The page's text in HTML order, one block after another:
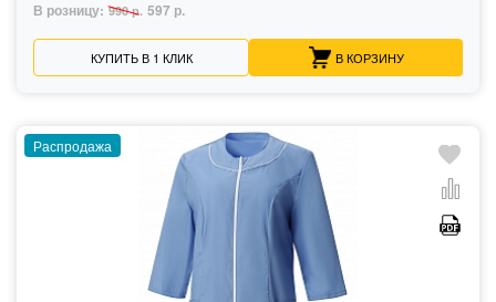
В розницу: 990 р. 597 р.
КУПИТЬ В 1 КЛИК В КОРЗИНУ
Распродажа